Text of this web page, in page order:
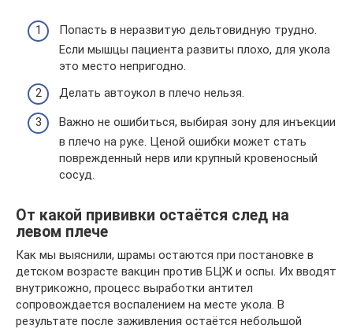
Попасть в неразвитую дельтовидную трудно.
Если мышцы пациента развиты плохо, для укола
это место непригодно.
Делать автоукол в плечо нельзя.
Важно не ошибиться, выбирая зону для инъекции
в плечо на руке. Ценой ошибки может стать
поврежденный нерв или крупный кровеносный
сосуд.
От какой прививки остаётся след на
левом плече
Как мы выяснили, шрамы остаются при постановке в
детском возрасте вакцин против БЦЖ и оспы. Их вводят
внутрикожно, процесс выработки антител
сопровождается воспалением на месте укола. В
результате после заживления остаётся небольшой